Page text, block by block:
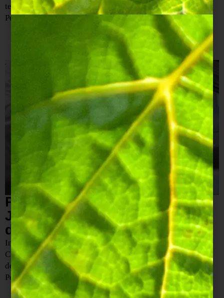
te maken voor de millésimes 2012 van Maison Joseph
Perrier.
Proef de Cuvée Royale van
Joseph Perrier in het Hôtel
d'Angleterre
In het hart van onze prachtige regio, in Châlons-en-
Champagne, ligt het Hôtel d'Angleterre. De knowhow van
de Champagne komt hier samen en het duo Feck x Joseph
Perrier krijgt hier zijn volle betekenis.